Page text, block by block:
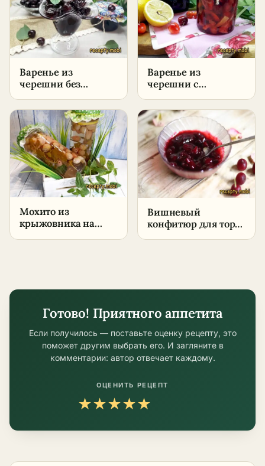
Варенье из
черешни без
пошаговый рецепт
Варенье из
черешни с
пошаговый рецепт
на зиму
Мохито из
крыжовника на
Вишневый
конфитюр для торта
Готово! Приятного аппетита
Если получилось — поставьте оценку рецепту, это
поможет другим выбрать его. И загляните в
комментарии: автор отвечает каждому.
ОЦЕНИТЬ РЕЦЕПТ
★★★★★